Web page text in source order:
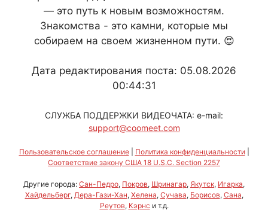
— это путь к новым возможностям.
Знакомства - это камни, которые мы
собираем на своем жизненном пути. 😍
Дата редактирования поста: 05.08.2026
00:44:31
СЛУЖБА ПОДДЕРЖКИ ВИДЕОЧАТА: e-mail:
support@coomeet.com
Пользовательское соглашение| Политика конфиденциальности|
Соответствие закону США 18 U.S.C. Section 2257
Другие города: Сан-Педро, Покров, Шринагар, Якутск, Игарка,
Хайдельберг, Дера-Гази-Хан, Хелена, Сучава, Борисов, Сана,
Реутов, Кэрнс и т.д.